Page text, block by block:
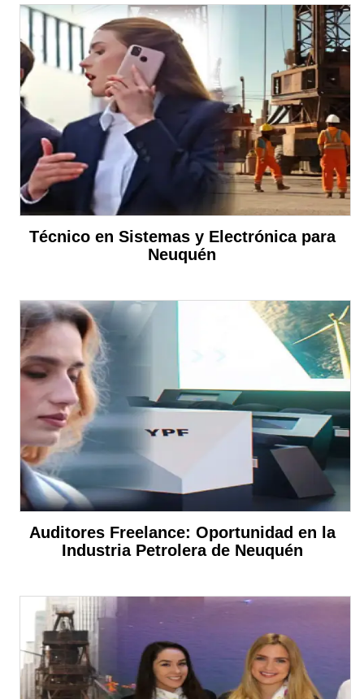
Técnico en Sistemas y Electrónica para
Neuquén
Auditores Freelance: Oportunidad en la
Industria Petrolera de Neuquén